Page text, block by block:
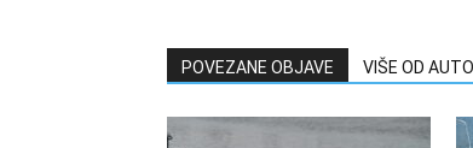
POVEZANE OBJAVE VIŠE OD